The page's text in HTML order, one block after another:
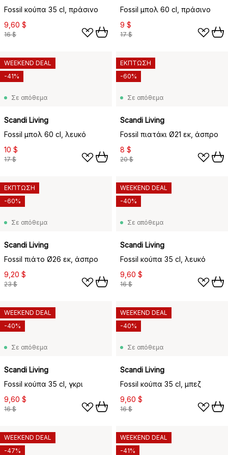
Fossil κούπα 35 cl, πράσινο
9,60 $
16 $
Fossil μπολ 60 cl, πράσινο
9 $
17 $
Σε απόθεμα
Scandi Living
Fossil μπολ 60 cl, λευκό
10 $
17 $
WEEKEND DEAL
-41%
Σε απόθεμα
Scandi Living
Fossil πιατάκι Ø21 εκ, άσπρο
8 $
20 $
ΕΚΠΤΩΣΗ
-60%
Σε απόθεμα
Scandi Living
Fossil πιάτο Ø26 εκ, άσπρο
9,20 $
23 $
ΕΚΠΤΩΣΗ
-60%
Σε απόθεμα
Scandi Living
Fossil κούπα 35 cl, λευκό
9,60 $
16 $
WEEKEND DEAL
-40%
Σε απόθεμα
Scandi Living
Fossil κούπα 35 cl, γκρι
9,60 $
16 $
WEEKEND DEAL
-40%
Σε απόθεμα
Scandi Living
Fossil κούπα 35 cl, μπεζ
9,60 $
16 $
WEEKEND DEAL
-40%
WEEKEND DEAL
-47%
WEEKEND DEAL
-41%